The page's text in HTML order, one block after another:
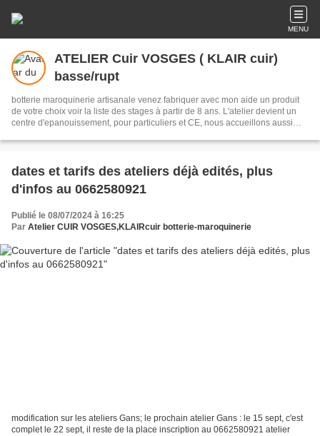
MENU
ATELIER Cuir VOSGES ( KLAIR cuir)
basse/rupt
botterie maroquinerie artisanale venez fabriquer avec mon aide un produit
de votre choix voir la liste des stages à partir de 8 ans. L'atelier devient un
centre d'epanouissement, pour particuliers et CE, nous accueillons aussi
newsletter. A bientôt. 94 impasse des fougères 88120 basse sur le rupt
dates et tarifs des ateliers déjà edités, plus
d'infos au 0662580921
Publié le 08/07/2024 à 16:25
Par Atelier CUIR VOSGES,KLAIRcuir botterie-maroquinerie
modification sur les ateliers Gans; le prochain atelier Gans : le 15 sept, c'est
complet le 22 sept, il reste de la place inscription au 0662580921 atelier